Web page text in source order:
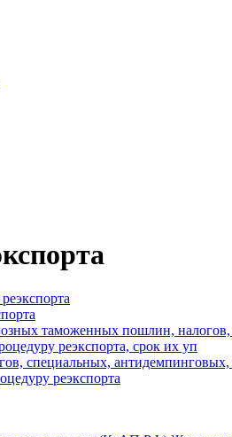
таможенных пошлин,
реэкспорта, срок их уп
специальных,
реэкспорта